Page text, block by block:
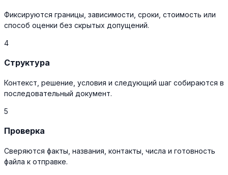
Фиксируются границы, зависимости, сроки, стоимость или
способ оценки без скрытых допущений.
4
Структура
Контекст, решение, условия и следующий шаг собираются в
последовательный документ.
5
Проверка
Сверяются факты, названия, контакты, числа и готовность
файла к отправке.